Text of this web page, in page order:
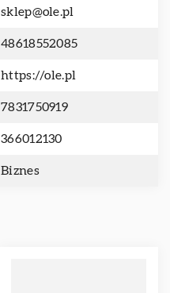
sklep@ole.pl
48618552085
https://ole.pl
7831750919
366012130
Biznes